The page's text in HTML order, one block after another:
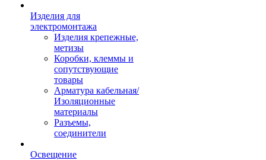
Изделия для
электромонтажа
Изделия крепежные,
метизы
Коробки, клеммы и
сопутствующие
товары
Арматура кабельная/
Изоляционные
материалы
Разъемы,
соединители
Освещение